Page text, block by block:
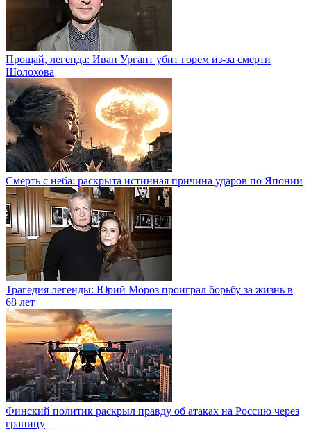
Прощай, легенда: Иван Ургант убит горем из-за смерти
Шолохова
Смерть с неба: раскрыта истинная причина ударов по Японии
Трагедия легенды: Юрий Мороз проиграл борьбу за жизнь в
68 лет
Финский политик раскрыл правду об атаках на Россию через
границу